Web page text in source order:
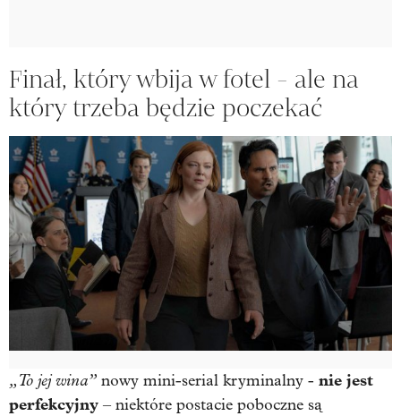
Finał, który wbija w fotel - ale na
który trzeba będzie poczekać
„To jej wina” nowy mini-serial kryminalny - nie jest
perfekcyjny – niektóre postacie poboczne są